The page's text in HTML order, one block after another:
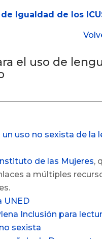
Igualdad de los
el uso de
un uso no sexista de la
de las Mujeres,
a múltiples
UNED
Inclusión para
sexista